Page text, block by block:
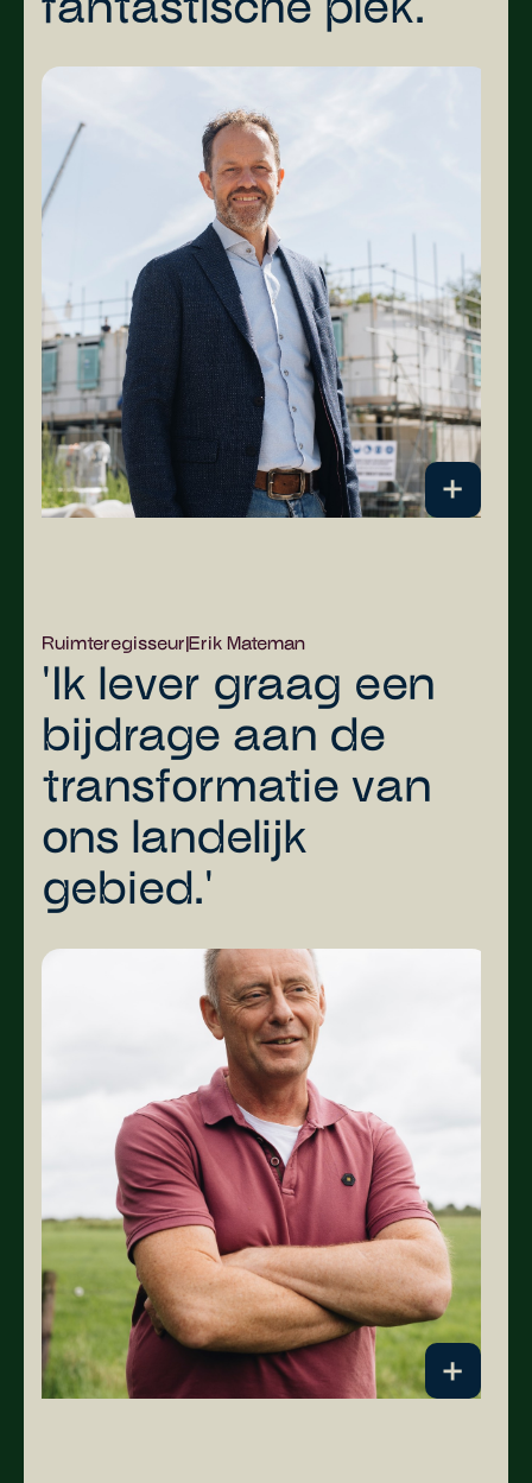
Ruimteregisseur|Erik Mateman
'Ik lever graag een
bijdrage aan de
transformatie van
ons landelijk
gebied.'